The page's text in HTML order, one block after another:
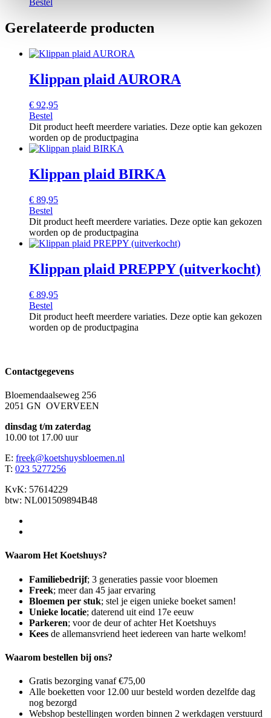
Bestel
Gerelateerde producten
Klippan plaid AURORA
€ 92,95
Bestel
Dit product heeft meerdere variaties. Deze optie kan gekozen
worden op de productpagina
Klippan plaid BIRKA
€ 89,95
Bestel
Dit product heeft meerdere variaties. Deze optie kan gekozen
worden op de productpagina
Klippan plaid PREPPY (uitverkocht)
€ 89,95
Bestel
Dit product heeft meerdere variaties. Deze optie kan gekozen
worden op de productpagina
Contactgegevens
Bloemendaalseweg 256
2051 GN OVERVEEN
dinsdag t/m zaterdag
10.00 tot 17.00 uur
E: freek@koetshuysbloemen.nl
T: 023 5277256
KvK: 57614229
btw: NL001509894B48
Waarom Het Koetshuys?
Familiebedrijf; 3 generaties passie voor bloemen
Freek; meer dan 45 jaar ervaring
Bloemen per stuk; stel je eigen unieke boeket samen!
Unieke locatie; daterend uit eind 17e eeuw
Parkeren; voor de deur of achter Het Koetshuys
Kees de allemansvriend heet iedereen van harte welkom!
Waarom bestellen bij ons?
Gratis bezorging vanaf €75,00
Alle boeketten voor 12.00 uur besteld worden dezelfde dag
nog bezorgd
Webshop bestellingen worden binnen 2 werkdagen verstuurd